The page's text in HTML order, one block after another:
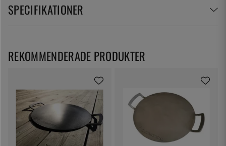
SPECIFIKATIONER
REKOMMENDERADE PRODUKTER